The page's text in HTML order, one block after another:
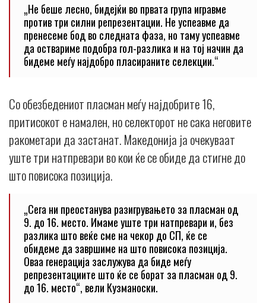
„Не беше лесно, бидејќи во првата група игравме
против три силни репрезентации. Не успеавме да
пренесеме бод во следната фаза, но таму успеавме
да оствариме подобра гол-разлика и на тој начин да
бидеме меѓу најдобро пласираните селекции.“
Со обезбедениот пласман меѓу најдобрите 16,
притисокот е намален, но селекторот не сака неговите
ракометари да застанат. Македонија ја очекуваат
уште три натпревари во кои ќе се обиде да стигне до
што повисока позиција.
„Сега ни преостанува разигрувањето за пласман од
9. до 16. место. Имаме уште три натпревари и, без
разлика што веќе сме на чекор до СП, ќе се
обидеме да завршиме на што повисока позиција.
Оваа генерација заслужува да биде меѓу
репрезентациите што ќе се борат за пласман од 9.
до 16. место“, вели Кузманоски.